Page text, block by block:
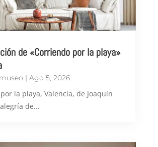
de «Corriendo por la playa»
| Ago 5, 2026
la playa, Valencia, de Joaquín
de...